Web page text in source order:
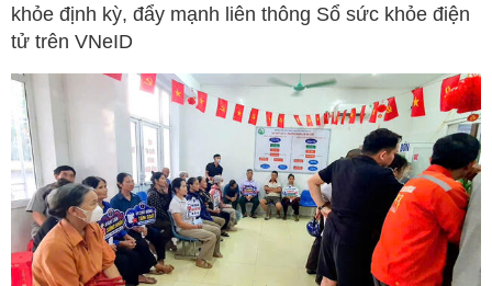
khỏe định kỳ, đẩy mạnh liên thông Sổ sức khỏe điện
tử trên VNeID